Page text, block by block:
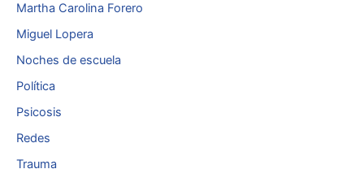
Martha Carolina Forero
Miguel Lopera
Noches de escuela
Política
Psicosis
Redes
Trauma